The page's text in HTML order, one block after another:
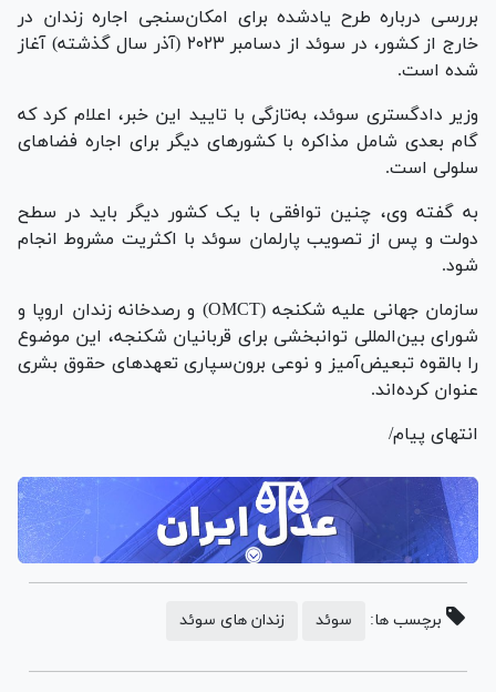
بررسی درباره طرح یادشده برای امکان‌سنجی اجاره زندان در
خارج از کشور، در سوئد از دسامبر ۲۰۲۳ (آذر سال گذشته) آغاز
شده است.
وزیر دادگستری سوئد، به‌تازگی با تایید این خبر، اعلام کرد که
گام بعدی شامل مذاکره با کشور‌های دیگر برای اجاره فضا‌های
سلولی است.
به گفته وی، چنین توافقی با یک کشور دیگر باید در سطح
دولت و پس از تصویب پارلمان سوئد با اکثریت مشروط انجام
شود.
سازمان جهانی علیه شکنجه (OMCT) و رصدخانه زندان اروپا و
شورای بین‌المللی توانبخشی برای قربانیان شکنجه، این موضوع
را بالقوه تبعیض‌آمیز و نوعی برون‌سپاری تعهد‌های حقوق بشری
عنوان کرده‌اند.
انتهای پیام/
برچسب ها: سوئد زندان های سوئد